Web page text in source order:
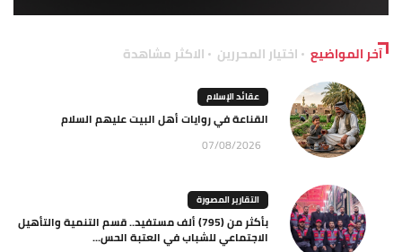
آخر المواضيع اختيار المحررين الاكثر مشاهدة
عقائد الإسلام
القناعة في روايات أهل البيت عليهم السلام
07/08/2026
التقارير المصورة
بأكثر من (795) ألف مستفيد.. قسم التنمية والتأهيل
الاجتماعي للشباب في العتبة الحس...